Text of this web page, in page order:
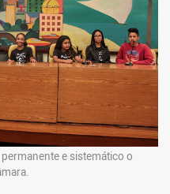
e sistemático o